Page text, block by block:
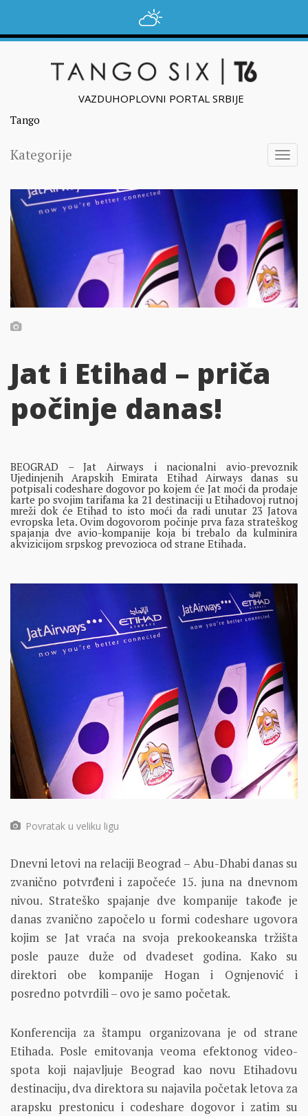
VAZDUHOPLOVNI PORTAL SRBIJE
Tango
Kategorije
Jat i Etihad – priča
počinje danas!
BEOGRAD – Jat Airways i nacionalni avio-prevoznik
Ujedinjenih Arapskih Emirata Etihad Airways danas su
potpisali codeshare dogovor po kojem će Jat moći da prodaje
karte po svojim tarifama ka 21 destinaciji u Etihadovoj rutnoj
mreži dok će Etihad to isto moći da radi unutar 23 Jatova
evropska leta. Ovim dogovorom počinje prva faza strateškog
spajanja dve avio-kompanije koja bi trebalo da kulminira
akvizicijom srpskog prevozioca od strane Etihada.
Povratak u veliku ligu
Dnevni letovi na relaciji Beograd – Abu-Dhabi danas su
zvanično potvrđeni i započeće 15. juna na dnevnom
nivou. Strateško spajanje dve kompanije takođe je
danas zvanično započelo u formi codeshare ugovora
kojim se Jat vraća na svoja prekookeanska tržišta
posle pauze duže od dvadeset godina. Kako su
direktori obe kompanije Hogan i Ognjenović i
posredno potvrdili – ovo je samo početak.
Konferencija za štampu organizovana je od strane
Etihada. Posle emitovanja veoma efektonog video-
spota koji najavljuje Beograd kao novu Etihadovu
destinaciju, dva direktora su najavila početak letova za
arapsku prestonicu i codeshare dogovor i zatim su